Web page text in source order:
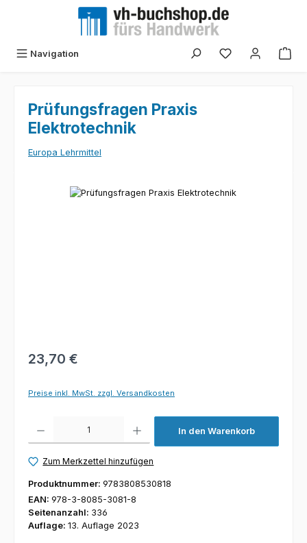
Zum Hauptinhalt springen
Navigation
Prüfungsfragen Praxis
Elektrotechnik
Europa Lehrmittel
Bildergalerie überspringen
23,70 €
Preise inkl. MwSt. zzgl. Versandkosten
In den Warenkorb
Zum Merkzettel hinzufügen
Produktnummer: 9783808530818
EAN: 978-3-8085-3081-8
Seitenanzahl: 336
Auflage: 13. Auflage 2023